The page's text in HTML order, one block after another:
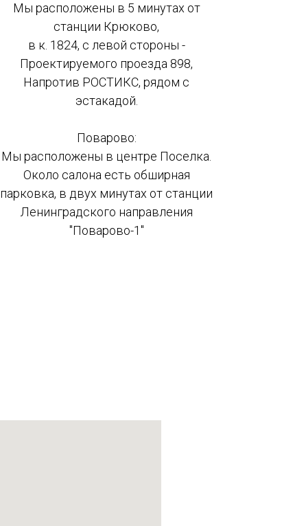
Мы расположены в 5 минутах от
станции Крюково,
в к. 1824, с левой стороны -
Проектируемого проезда 898,
Напротив РОСТИКС, рядом с
эстакадой.
Поварово:
Мы расположены в центре Поселка.
Около салона есть обширная
парковка, в двух минутах от станции
Ленинградского направления
"Поварово-1"